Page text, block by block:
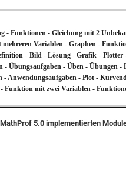
Funktionen - Gleichung mit 2
Variablen - Graphen -
- Bild - Lösung - Grafik - Plotter
Übungsaufgaben - Üben - Übungen -
Anwendungsaufgaben - Plot -
Funktion mit zwei Variablen -
5.0 implementierten